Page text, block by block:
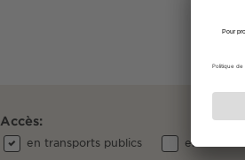
Accès:
en transports publics en voiture